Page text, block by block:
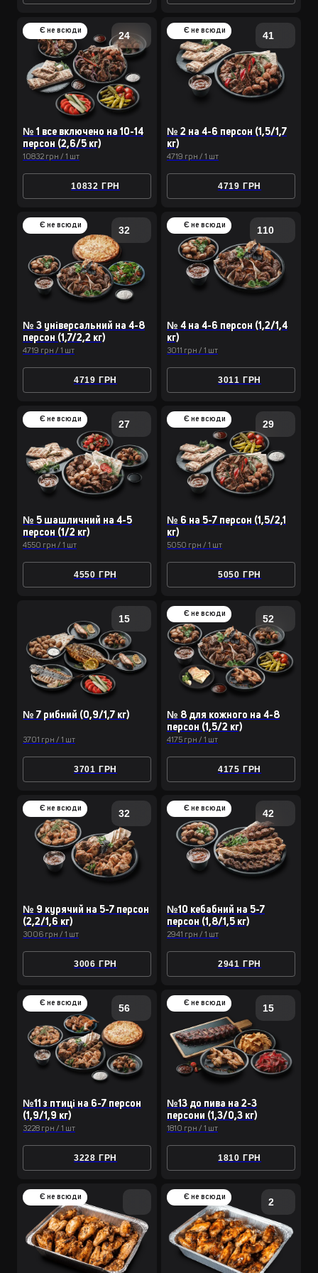
24
№ 1 все включено на 10-14
персон (2,6/5 кг)
10832 грн / 1 шт
10832 ГРН
Є не всюди 41
№ 2 на 4-6 персон (1,5/1,7
кг)
4719 грн / 1 шт
4719 ГРН
Є не всюди
32
№ 3 універсальний на 4-8
персон (1,7/2,2 кг)
4719 грн / 1 шт
4719 ГРН
Є не всюди 110
№ 4 на 4-6 персон (1,2/1,4
кг)
3011 грн / 1 шт
3011 ГРН
Є не всюди
27
№ 5 шашличний на 4-5
персон (1/2 кг)
4550 грн / 1 шт
4550 ГРН
Є не всюди 29
№ 6 на 5-7 персон (1,5/2,1
кг)
5050 грн / 1 шт
5050 ГРН
Є не всюди
15
№ 7 рибний (0,9/1,7 кг)
3701 грн / 1 шт
3701 ГРН
52
№ 8 для кожного на 4-8
персон (1,5/2 кг)
4175 грн / 1 шт
4175 ГРН
Є не всюди
32
№ 9 курячий на 5-7 персон
(2,2/1,6 кг)
3006 грн / 1 шт
3006 ГРН
Є не всюди 42
№10 кебабний на 5-7
персон (1,8/1,5 кг)
2941 грн / 1 шт
2941 ГРН
Є не всюди
56
№11 з птиці на 6-7 персон
(1,9/1,9 кг)
3228 грн / 1 шт
3228 ГРН
Є не всюди 15
№13 до пива на 2-3
персони (1,3/0,3 кг)
1810 грн / 1 шт
1810 ГРН
Є не всюди
Є не всюди 2
Є не всюди